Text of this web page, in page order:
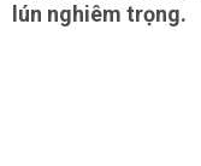
lún nghiêm trọng.